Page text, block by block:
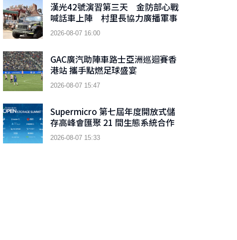
漢光42號演習第三天 金防部心戰
喊話車上陣 村里長協力廣播軍事
訊息
2026-08-07 16:00
GAC廣汽助陣車路士亞洲巡迴賽香
港站 攜手點燃足球盛宴
2026-08-07 15:47
Supermicro 第七屆年度開放式儲
存高峰會匯聚 21 間生態系統合作
夥伴，分享大規模部署企業級 AI
的實用指南
2026-08-07 15:33